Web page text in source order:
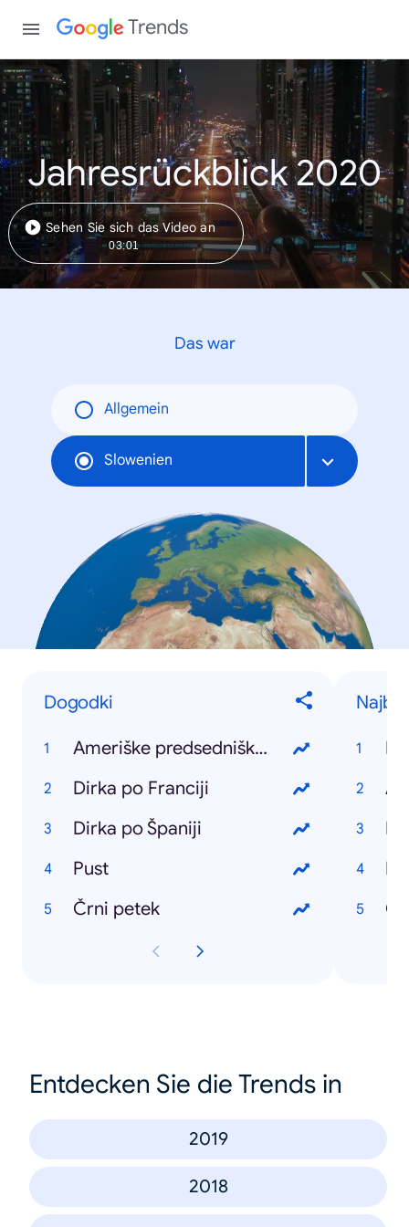
Trends
Jahresrückblick 2020
Sehen Sie sich das Video an
03:01
Das war
Allgemein
Slowenien
Dogodki
Ameriške predsedniške volitve
Dirka po Franciji
Dirka po Španiji
Pust
Črni petek
Entdecken Sie die Trends in
2019
2018